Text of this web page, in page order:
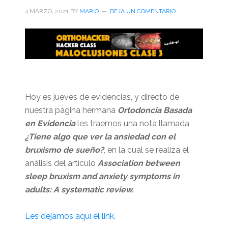
4 MARZO, 2021BY MARIO DEJA UN COMENTARIO
Hoy es jueves de evidencias, y directo de
nuestra página hermana Ortodoncia Basada
en Evidenciales traemos una nota llamada
¿Tiene algo que ver la ansiedad con el
bruxismo de sueño?, en la cual se realiza el
análisis del artículo Association between
sleep bruxism and anxiety symptoms in
adults: A systematic review.
Les dejamos aquí el link.